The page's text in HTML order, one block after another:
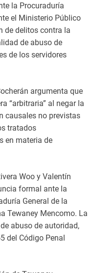
la Procuraduría
el Ministerio Público
de delitos contra la
de abuso de
de los servidores
argumenta que
“arbitraria” al negar la
causales no previstas
tratados
en materia de
Woo y Valentín
formal ante la
General de la
Tewaney Mencomo. La
abuso de autoridad,
del Código Penal